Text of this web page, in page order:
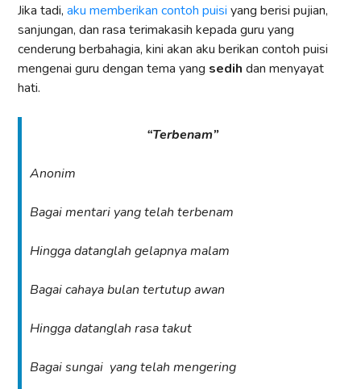
Jika tadi, aku memberikan contoh puisi yang berisi pujian,
sanjungan, dan rasa terimakasih kepada guru yang
cenderung berbahagia, kini akan aku berikan contoh puisi
mengenai guru dengan tema yang sedih dan menyayat
hati.
“Terbenam”
Anonim
Bagai mentari yang telah terbenam
Hingga datanglah gelapnya malam
Bagai cahaya bulan tertutup awan
Hingga datanglah rasa takut
Bagai sungai yang telah mengering